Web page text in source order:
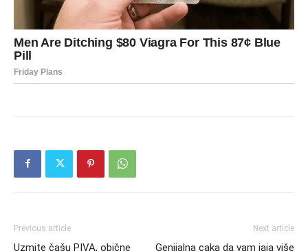
Previous article
Uzmite čašu PIVA, obične
Next article
Genijalna caka da vam jaja više